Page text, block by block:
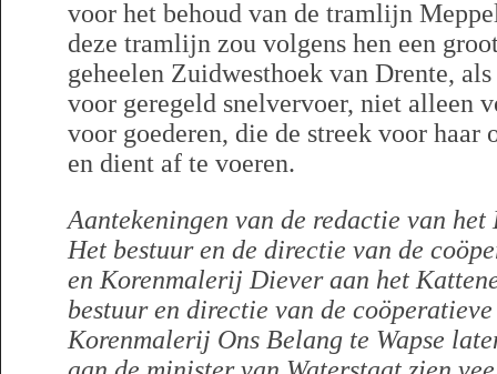
voor het behoud van de tramlijn
deze tramlijn zou volgens hen een
geheelen Zuidwesthoek van Drente,
voor geregeld snelvervoer, niet alleen
voor goederen, die de streek voor
en dient af te voeren.
Aantekeningen van de redactie van het
Het bestuur en de directie van de
en Korenmalerij Diever aan het
bestuur en directie van de
Korenmalerij Ons Belang te Wapse